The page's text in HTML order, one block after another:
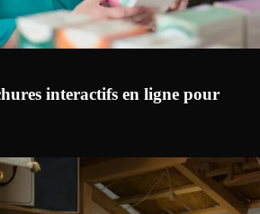
interactifs en ligne pour